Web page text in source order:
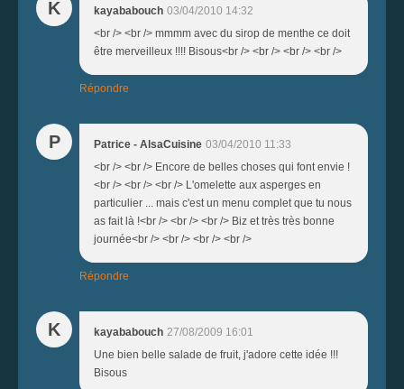
K kayababouch 03/04/2010 14:32
<br /> <br /> mmmm avec du sirop de menthe ce doit
être merveilleux !!!! Bisous<br /> <br /> <br /> <br />
Répondre
P Patrice - AlsaCuisine 03/04/2010 11:33
<br /> <br /> Encore de belles choses qui font envie !
<br /> <br /> <br /> L'omelette aux asperges en
particulier ... mais c'est un menu complet que tu nous
as fait là !<br /> <br /> <br /> Biz et très très bonne
journée<br /> <br /> <br /> <br />
Répondre
K kayababouch 27/08/2009 16:01
Une bien belle salade de fruit, j'adore cette idée !!!
Bisous